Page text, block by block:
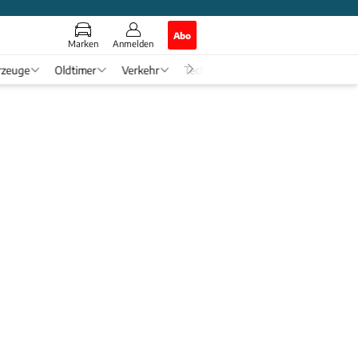
Marken Anmelden
Abo
Oldtimer Verkehr Tech & Zukunft